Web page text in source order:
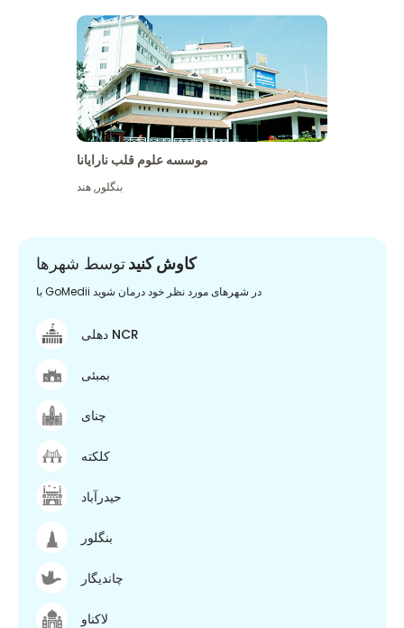
موسسه علوم قلب نارایانا
بنگلور,هند
کاوش کنیدتوسط شهرها
با GoMedii در شهرهای مورد نظر خود درمان شوید
دهلی NCR
بمبئی
چنای
کلکته
حیدرآباد
بنگلور
چاندیگار
لاکناو